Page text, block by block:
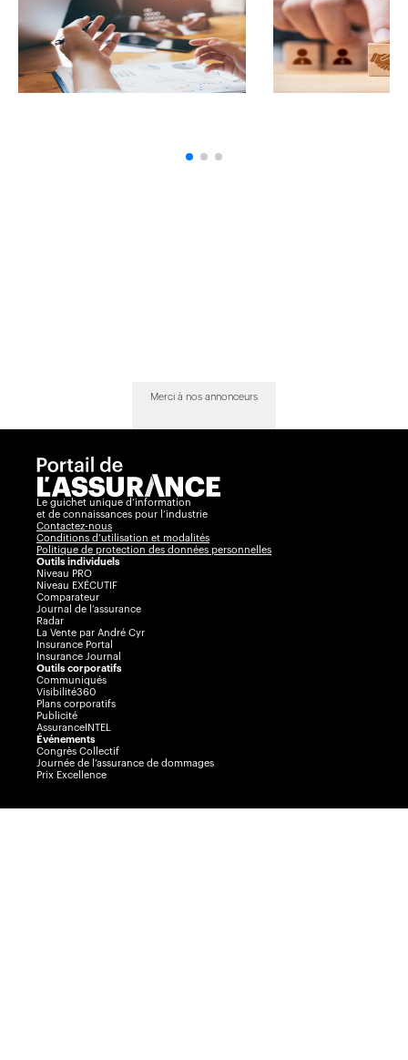
Merci à nos annonceurs
Le guichet unique d’information
et de connaissances pour l’industrie
Contactez-nous
Conditions d’utilisation et modalités
Politique de protection des données personnelles
Outils individuels
Niveau PRO
Niveau EXÉCUTIF
Comparateur
Journal de l’assurance
Radar
La Vente par André Cyr
Insurance Portal
Insurance Journal
Outils corporatifs
Communiqués
Visibilité360
Plans corporatifs
Publicité
AssuranceINTEL
Événements
Congrès Collectif
Journée de l’assurance de dommages
Prix Excellence